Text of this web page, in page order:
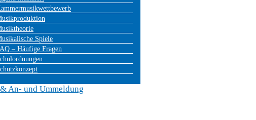
Spiele
– Häufige Fragen
An- und Ummeldung